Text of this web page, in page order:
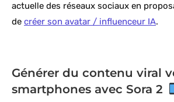
actuelle des réseaux sociaux en
de créer son avatar / influenceur IA.
Générer du contenu viral
smartphones avec Sora 2